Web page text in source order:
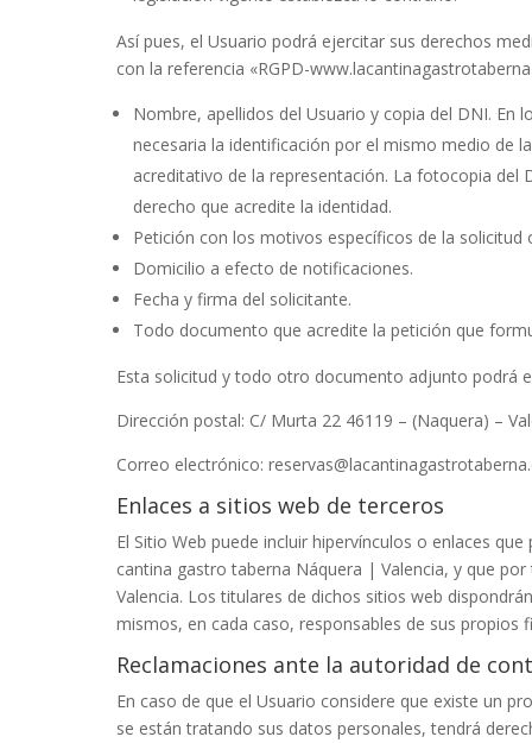
Así pues, el Usuario podrá ejercitar sus derechos
con la referencia «RGPD-
Nombre, apellidos del Usuario y copia del DNI. En
necesaria la identificación por el mismo medio de
acreditativo de la representación. La fotocopia
derecho que acredite la identidad.
Petición con los motivos específicos de la
Domicilio a efecto de notificaciones.
Fecha y firma del solicitante.
Todo documento que acredite la petición que
Esta solicitud y todo otro documento adjunto podrá
Dirección postal: C/ Murta 22 46119 – (Naquera) –
Correo electrónico:
Enlaces a sitios web de terceros
El Sitio Web puede incluir hipervínculos o enlaces
cantina gastro taberna Náquera | Valencia, y que
Valencia. Los titulares de dichos sitios web
mismos, en cada caso, responsables de sus propios
Reclamaciones ante la autoridad de
En caso de que el Usuario considere que existe un
se están tratando sus datos personales, tendrá